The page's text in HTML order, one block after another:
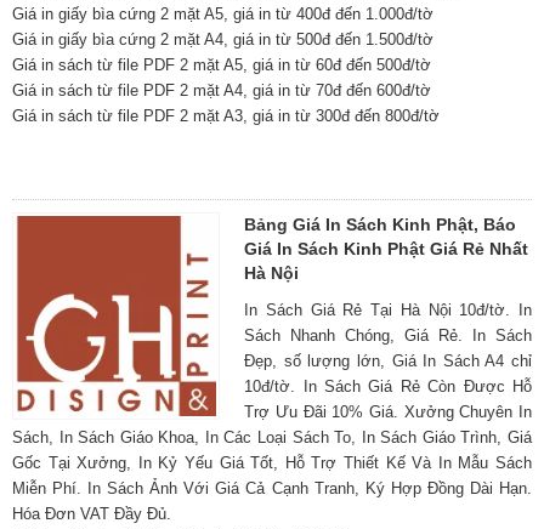
Giá in giấy bìa cứng 2 mặt A5, giá in từ 400đ đến 1.000đ/tờ
Giá in giấy bìa cứng 2 mặt A4, giá in từ 500đ đến 1.500đ/tờ
Giá in sách từ file PDF 2 mặt A5, giá in từ 60đ đến 500đ/tờ
Giá in sách từ file PDF 2 mặt A4, giá in từ 70đ đến 600đ/tờ
Giá in sách từ file PDF 2 mặt A3, giá in từ 300đ đến 800đ/tờ
Bảng Giá In Sách Kinh Phật, Báo
Giá In Sách Kinh Phật Giá Rẻ Nhất
Hà Nội
In Sách Giá Rẻ Tại Hà Nội 10đ/tờ. In
Sách Nhanh Chóng, Giá Rẻ. In Sách
Đẹp, số lượng lớn, Giá In Sách A4 chỉ
10đ/tờ. In Sách Giá Rẻ Còn Được Hỗ
Trợ Ưu Đãi 10% Giá. Xưởng Chuyên In
Sách, In Sách Giáo Khoa, In Các Loại Sách To, In Sách Giáo Trình, Giá
Gốc Tại Xưởng, In Kỷ Yếu Giá Tốt, Hỗ Trợ Thiết Kế Và In Mẫu Sách
Miễn Phí. In Sách Ảnh Với Giá Cả Cạnh Tranh, Ký Hợp Đồng Dài Hạn.
Hóa Đơn VAT Đầy Đủ.